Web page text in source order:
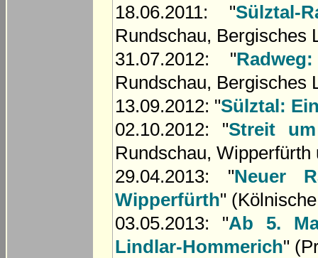
18.06.2011: "
Rundschau, Bergisches
31.07.2012: "
Rundschau, Bergisches
13.09.2012: "Sülztal:
02.10.2012: "Streit
Rundschau, Wipperfürth
29.04.2013: "Neuer
Wipperfürth"
03.05.2013: "Ab 5.
Lindlar-Hommerich"